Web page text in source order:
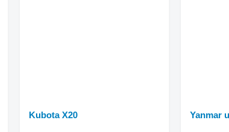
Kubota X20 Yanmar